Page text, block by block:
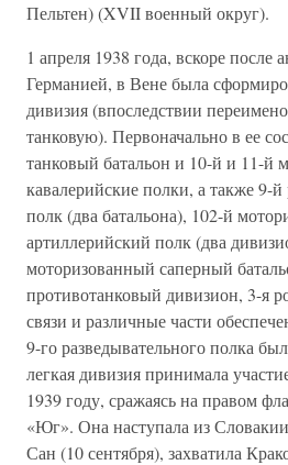
Пельтен) (XVII военный округ).
1 апреля 1938 года, вскоре после
Германией, в Вене была
дивизия (впоследствии
танковую). Первоначально в ее
танковый батальон и 10-й и 11-й
кавалерийские полки, а также 9-
полк (два батальона), 102-й
артиллерийский полк (два
моторизованный саперный
противотанковый дивизион, 3-я
связи и различные части
9-го разведывательного полка
легкая дивизия принимала
1939 году, сражаясь на правом
«Юг». Она наступала из
Сан (10 сентября), захватила